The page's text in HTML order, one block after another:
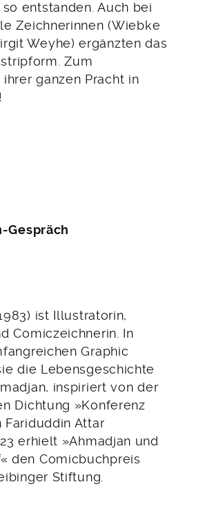
entstanden. Auch bei
Zeichnerinnen (Wiebke
Weyhe) ergänzten das
Zum
ganzen Pracht in
Gespräch
ist Illustratorin,
Comiczeichnerin. In
Graphic
die Lebensgeschichte
inspiriert von der
Dichtung »Konferenz
Fariduddin Attar
erhielt »Ahmadjan und
den Comicbuchpreis
Stiftung.